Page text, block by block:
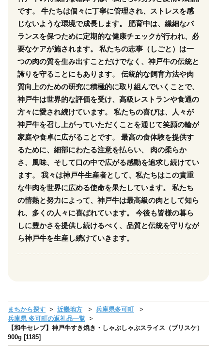
です。 牛たちは個々に丁寧に管理され、ストレスを感
じないような環境で成長します。 肥育中は、繊細なバ
ランスを保つために定期的な健康チェックが行われ、必
要なケアが施されます。 私たちの志事（しごと）は一
つの肉の質を生み出すことだけでなく、神戸牛の伝統と
誇りを守ることにもあります。 伝統的な飼育方法や肉
質向上のための研究に積極的に取り組んでいくことで、
神戸牛は世界的な評価を受け、高級レストランや食通の
方々に愛され続けています。 私たちの喜びは、人々が
神戸牛を召し上がっていただくことを通じて笑顔の輪が
家庭や食卓に広がることです。 最高の食体験を提供す
るために、細部にわたる注意を払らい、 肉の柔らか
さ、風味、そして口の中で広がる感動を追求し続けてい
ます。 我々は神戸牛生産者として、私たちはこの貴重
な牛肉を世界に広める使命を果たしています。 私たち
の情熱と努力によって、神戸牛は最高級の肉として知ら
れ、多くの人々に喜ばれています。 今後も皆様の暮ら
しに豊かさを提供し続けるべく、品質と伝統を守りなが
ら神戸牛を生産し続けていきます。
まちから探す 近畿地方
兵庫県多可町
兵庫県 多可町の返礼品一覧
【和牛セレブ】神戸牛すき焼き・しゃぶしゃぶスライス（ブリスケ）
900g [1185]